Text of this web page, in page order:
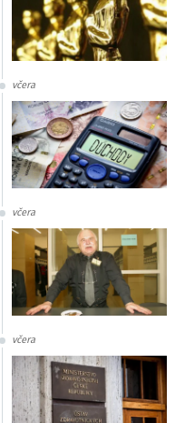
včera
včera
včera